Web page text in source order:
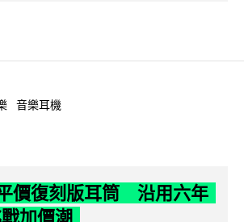
音樂耳機
價復刻版耳筒 沿用六年
加價潮